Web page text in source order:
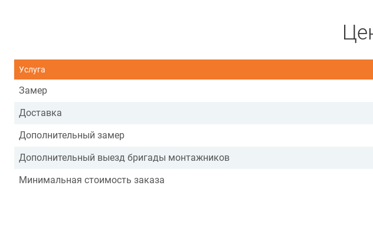
Услуга
Замер
Доставка
Дополнительный замер
Дополнительный выезд бригады монтажников
Минимальная стоимость заказа